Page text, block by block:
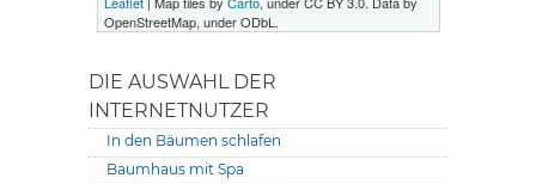
OpenStreetMap, under ODbL.
DIE AUSWAHL DER
INTERNETNUTZER
In den Bäumen schlafen
Baumhaus mit Spa